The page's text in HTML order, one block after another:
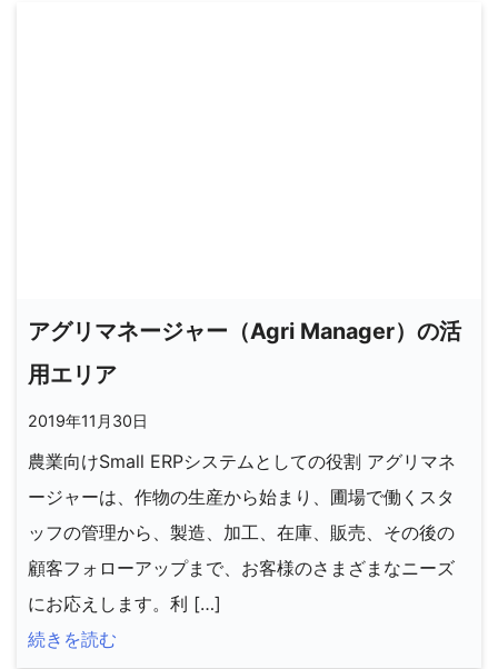
アグリマネージャー（Agri Manager）の活
用エリア
2019年11月30日
農業向けSmall ERPシステムとしての役割 アグリマネ
ージャーは、作物の生産から始まり、圃場で働くスタ
ッフの管理から、製造、加工、在庫、販売、その後の
顧客フォローアップまで、お客様のさまざまなニーズ
にお応えします。利 […]
続きを読む